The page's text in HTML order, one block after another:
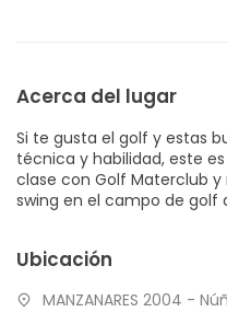
Acerca del lugar
Si te gusta el golf y estas
técnica y habilidad, este
clase con Golf Materclub
swing en el campo de golf
Ubicación
MANZANARES 2004 -